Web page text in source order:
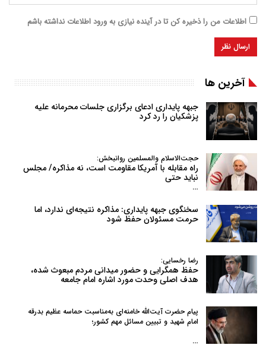
اطلاعات من را ذخیره کن تا در آینده نیازی به ورود اطلاعات نداشته باشم
آخرین ها
جبهه پایداری ادعای برگزاری جلسات محرمانه علیه
پزشکیان را رد کرد
حجت‌الاسلام والمسلمین روانبخش:
راه مقابله با آمریکا مقاومت است، نه مذاکره/ مجلس
نباید حتی
…
سخنگوی جبهه پایداری: مذاکره نتیجه‌ای ندارد، اما
حرمت مسئولان حفظ شود
رضا رخسایی:
حفظ همگرایی و حضور میدانی مردم مبعوث شده،
هدف اصلی وحدت مورد اشاره امام جامعه
پیام حضرت آیت‌الله خامنه‌ای به‌مناسبت حماسه عظیم بدرقه
امام شهید و تبیین مسائل مهم کشور؛
…